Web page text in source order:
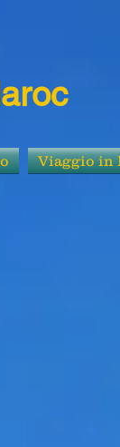
Viaggio in